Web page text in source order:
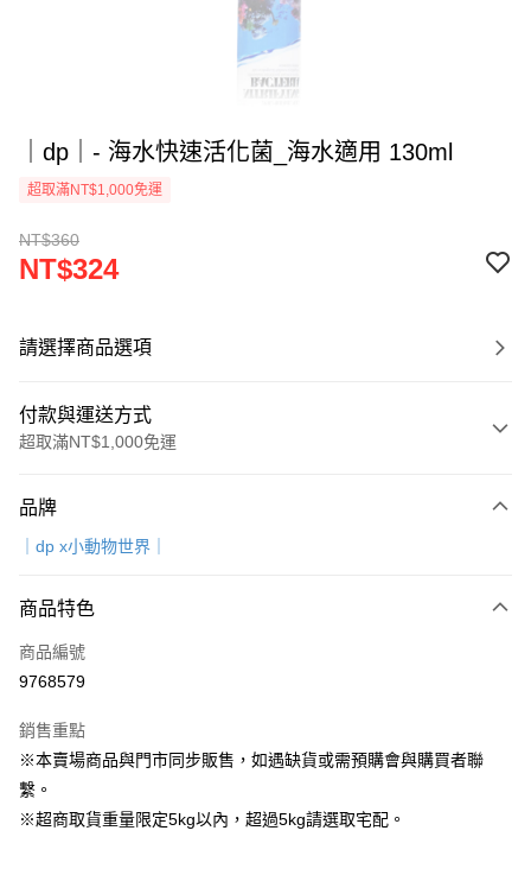
｜dp｜- 海水快速活化菌_海水適用 130ml
超取滿NT$1,000免運
NT$360
NT$324
請選擇商品選項
付款與運送方式
超取滿NT$1,000免運
信用卡一次付款
LINE Pay
Apple Pay
Google Pay
運送方式
品牌
｜dp x小動物世界｜
商品特色
商品編號
9768579
銷售重點
※本賣場商品與門市同步販售，如遇缺貨或需預購會與購買者聯
繫。
※超商取貨重量限定5kg以內，超過5kg請選取宅配。